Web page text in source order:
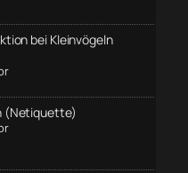
bei Kleinvögeln
(Netiquette)